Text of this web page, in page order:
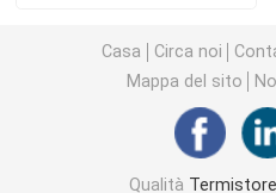
Varistore SMD
Casa Circa noi
Mappa del sito
Qualità